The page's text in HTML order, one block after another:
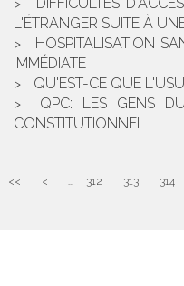
DIFFICULTÉS
L'ÉTRANGER SUITE À
HOSPITALISATION
IMMÉDIATE
QU'EST-CE QUE
QPC: LES GENS
CONSTITUTIONNEL
<< < ... 312 313 314